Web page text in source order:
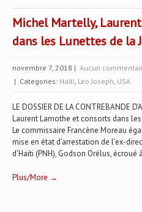
Michel Martelly,
dans les Lunettes de la
novembre 7, 2018 | Aucun
| Categories: Haïti, Leo Joseph, USA
LE DOSSIER DE LA CONTREBANDE
Laurent Lamothe et consorts dans
Le commissaire Francène Moreau
mise en état d’arrestation de l’ex-
d’Haïti (PNH), Godson Orélus,
Plus/More →